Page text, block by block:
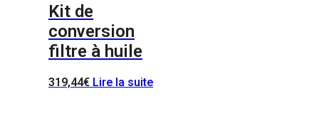
Kit de
conversion
filtre à huile
319,44€ Lire la suite